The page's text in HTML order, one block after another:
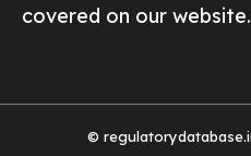
covered on our website.
©